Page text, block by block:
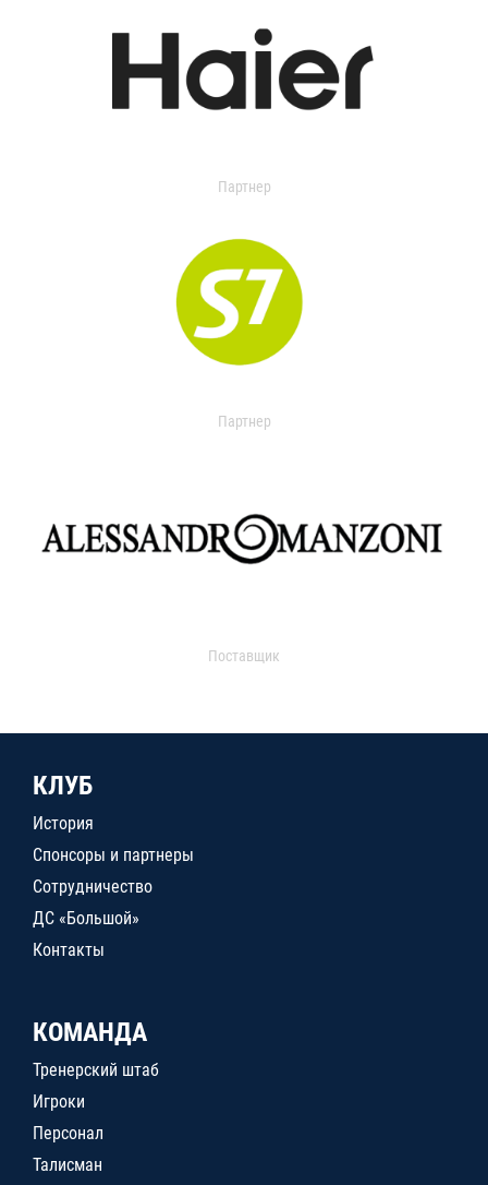
Партнер
Партнер
Поставщик
КЛУБ
История
Спонсоры и партнеры
Сотрудничество
ДС «Большой»
Контакты
КОМАНДА
Тренерский штаб
Игроки
Персонал
Талисман